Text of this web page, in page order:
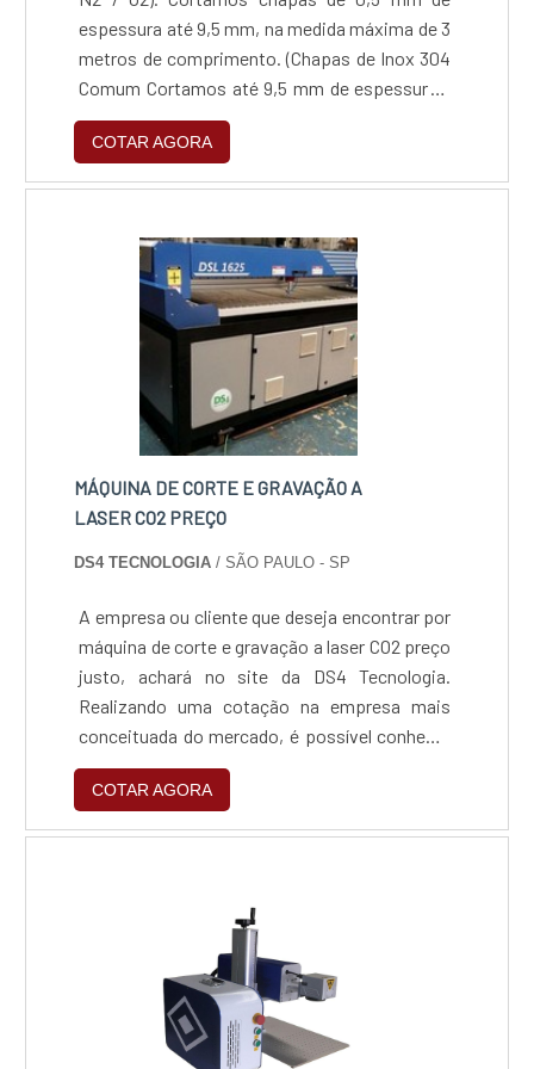
espessura até 9,5 mm, na medida máxima de 3
metros de comprimento. (Chapas de Inox 304
Comum Cortamos até 9,5 mm de espessura /
Chapas de Inox 304 Escovado Cortamos até
3,00 mm de espessura / Chapas de Inox 430
Comum Cortamos até 2,5 mm de espessura /
2,00 mm de espessura)
COTAR AGORA
MÁQUINA DE CORTE E GRAVAÇÃO A
LASER CO2 PREÇO
DS4 TECNOLOGIA / SÃO PAULO - SP
A empresa ou cliente que deseja encontrar por
máquina de corte e gravação a laser CO2 preço
justo, achará no site da DS4 Tecnologia.
Realizando uma cotação na empresa mais
conceituada do mercado, é possível conhecer
detalhes sobre a organização mais
competente do ramo.MÁQUINA DE CORTE E
GRAVAÇÃO A LASER CO2 PREÇO JUSTO E
em uma empresa inovadora, encontra na
internet a DS4 Tecnologia. Na companhia é
possível encontrar máquinas de corte planas e
máquinas de corte à laser de tubos quadrados
e redondos, oferecendo sempre a melhor
opção para o cliente final.Não obstante,
COTAR AGORA